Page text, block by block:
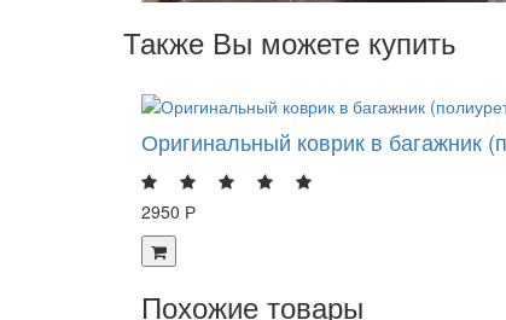
Также Вы можете купить
Оригинальный коврик в багажник
2950 Р
Похожие товары